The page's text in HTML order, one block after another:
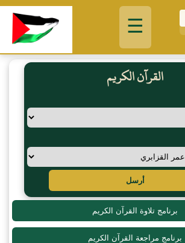
☰
القرآن الكريم
أرسل
برنامج تلاوة القرآن الكريم
برنامج مراجعة القرآن الكريم